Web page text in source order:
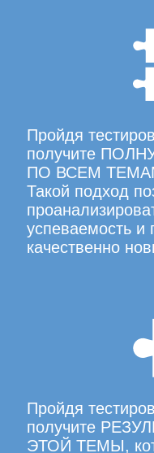
Пройдя
получите
ПО ВСЕМ
Такой подход
успеваемость и
качественно
Пройдя
получите
ЭТОЙ ТЕМЫ,